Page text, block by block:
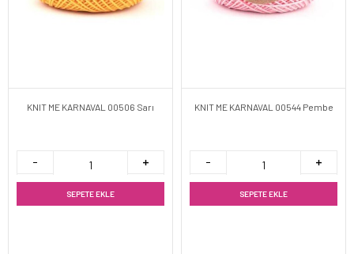
KNIT ME KARNAVAL 00506 Sarı
SEPETE EKLE
KNIT ME KARNAVAL 00544 Pembe
SEPETE EKLE